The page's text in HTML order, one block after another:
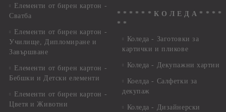
Елементи от бирен картон -
Сватба
Елементи от бирен картон -
Училище, Дипломиране и
Завършване
Елементи от бирен картон -
Бебшки и Детски елементи
Елементи от бирен картон -
Цветя и Животни
* * * * * * К О Л Е Д А * * * *
* *
Коледа - Заготовки за
картички и пликове
Коледа - Декупажни хартии
Коелда - Салфетки за
декупаж
Коледа - Дизайнерски